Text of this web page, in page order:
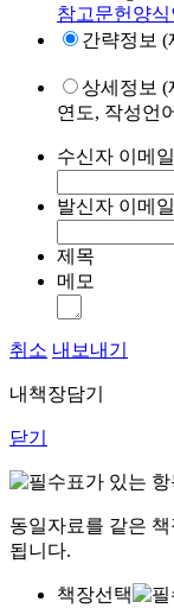
참고문헌양식
간략정보 (
상세정보 (
연도, 작성언
수신자 이메일
발신자 이메일
제목
메모
취소 내보내기
내책장담기
닫기
표가 있는
동일자료를 같은
됩니다.
책장선택